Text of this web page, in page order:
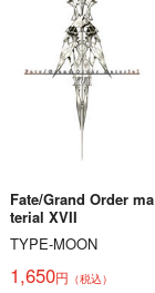
Fate/Grand Order ma
terial XVII
TYPE-MOON
1,650円 （税込）